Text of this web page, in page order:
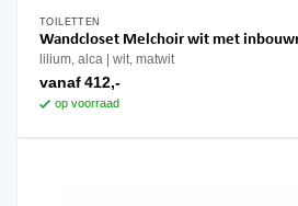
TOILETTEN
Wandcloset Melchoir wit met
lilium, alca wit, matwit
vanaf 412,-
op voorraad
Dit
product
heeft